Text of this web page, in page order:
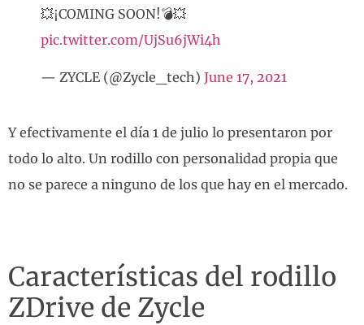
💥¡COMING SOON!💣💥
pic.twitter.com/UjSu6jWi4h
— ZYCLE (@Zycle_tech) June 17, 2021
Y efectivamente el día 1 de julio lo presentaron por
todo lo alto. Un rodillo con personalidad propia que
no se parece a ninguno de los que hay en el mercado.
Características del rodillo
ZDrive de Zycle